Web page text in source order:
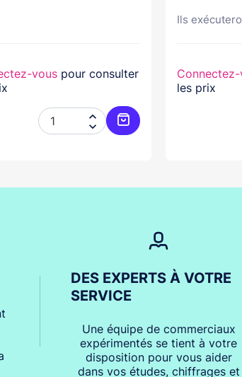
vous pour consulter


Ajouter au panier
Ils
les prix
DES EXPERTS À VOTRE
SERVICE
Une équipe de commerciaux
expérimentés se tient à votre
disposition pour vous aider
dans vos études, chiffrages et